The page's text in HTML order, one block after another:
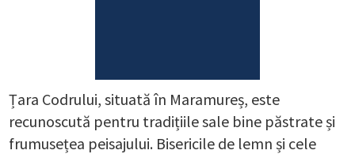
Țara Codrului, situată în Maramureș, este
recunoscută pentru tradițiile sale bine păstrate și
frumusețea peisajului. Bisericile de lemn și cele